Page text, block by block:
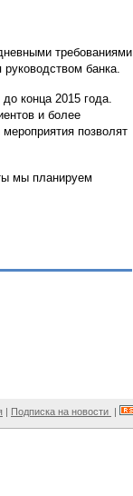
требованиями
банка.
конца 2015 года.
и более
позволят
мы планируем
| Подписка на новости |